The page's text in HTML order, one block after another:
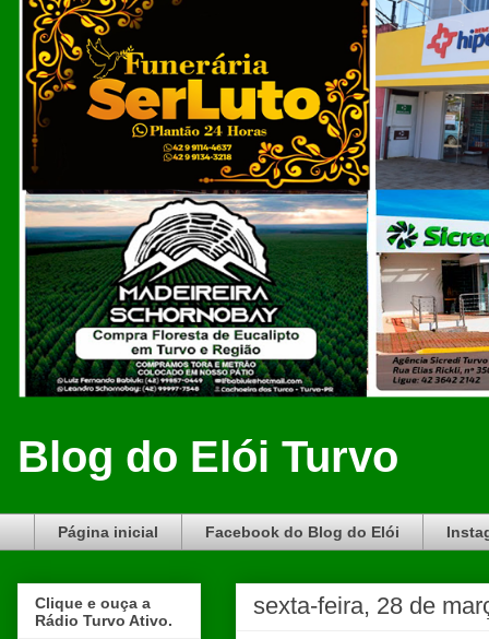
Blog do Elói Turvo
Página inicial Facebook do Blog do Elói
sexta-feira, 28 de
Clique e ouça a
Rádio Turvo Ativo.